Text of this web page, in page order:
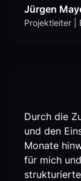
Jürgen
Projektleiter |
Durch die
und den
Monate
für mich